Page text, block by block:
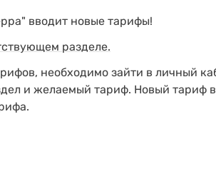
вводит новые тарифы!
разделе.
необходимо зайти в личный
и желаемый тариф. Новый тариф